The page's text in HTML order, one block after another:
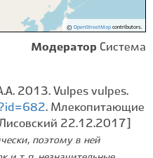
© OpenStreetMapcontributors.
Модератор Система
2013. Vulpes vulpes.
. Млекопитающие
22.12.2017]
поэтому в ней